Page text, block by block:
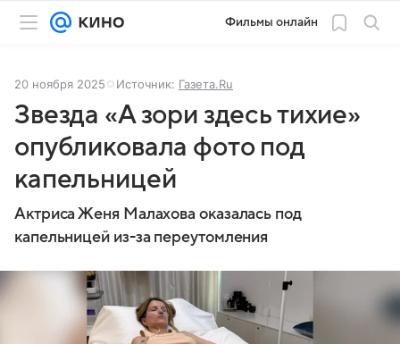
Фильмы онлайн
20 ноября 2025 Источник: Газета.Ru
Звезда «А зори здесь тихие»
опубликовала фото под
капельницей
Актриса Женя Малахова оказалась под
капельницей из-за переутомления